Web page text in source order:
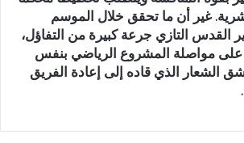
غير أن ما تحقق خلال الموسم
القدس التازي جرعة كبيرة من التفاؤل،
على مواصلة المشروع الرياضي بنفس
الشعار الذي قاده إلى إعادة الفريق